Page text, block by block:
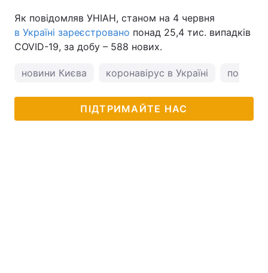
Як повідомляв УНІАН, станом на 4 червня
в Україні зареєстровано понад 25,4 тис. випадків
COVID-19, за добу – 588 нових.
новини Києва коронавірус в Україні погода
ПІДТРИМАЙТЕ НАС